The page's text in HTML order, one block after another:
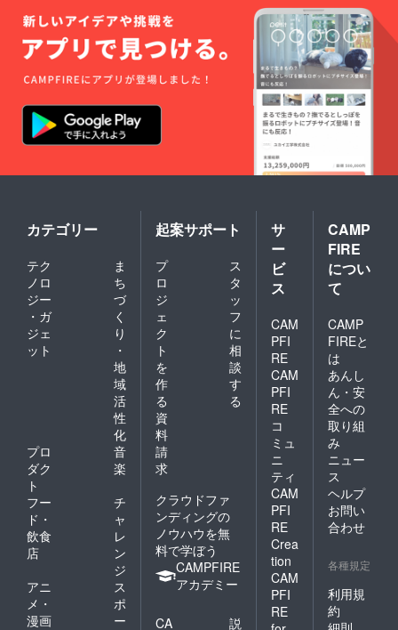
カテゴリー
テク
ノロ
ジー
・ガ
ジェ
ット
ま
ち
づ
く
り
・
地
域
活
性
化
プロ
ダク
ト
音
楽
フー
ド・
飲食
店
チ
ャ
レ
ン
ジ
アニ
メ・
漫画
ス
ポ
ー
起案サポート
プ
ロ
ジ
ェ
ク
ト
を
作
る
ス
タ
ッ
フ
に
相
談
す
る
資
料
請
求
クラウドファ
ンディングの
ノウハウを無
料で学ぼう
CAMPFIRE
アカデミー
CA 説
サ
ー
ビ
ス
CAM
PFI
RE
CAM
PFI
RE
コ
ミュ
ニ
ティ
CAM
PFI
RE
Crea
tion
CAM
PFI
RE
CAMP
FIRE
につい
て
CAMP
FIREと
は
あんし
ん・安
全への
取り組
み
ニュー
ス
ヘルプ
お問い
合わせ
各種規定
利用規
約